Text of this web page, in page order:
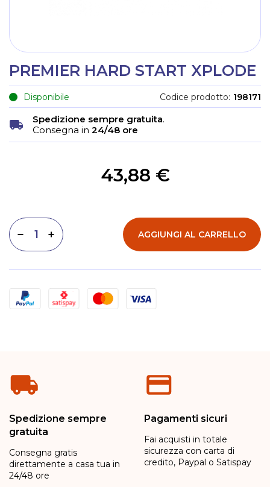
PREMIER HARD START XPLODE
Disponibile Codice prodotto 198171
Spedizione sempre gratuita.
Consegna in 24/48 ore
43,88 €
Aumenta quantità
Diminuisci quantità AGGIUNGI AL CARRELLO
Metodi di pagamento
Spedizione sempre
gratuita
Consegna gratis
direttamente a casa tua in
24/48 ore
Pagamenti sicuri
Fai acquisti in totale
sicurezza con carta di
credito, Paypal o Satispay